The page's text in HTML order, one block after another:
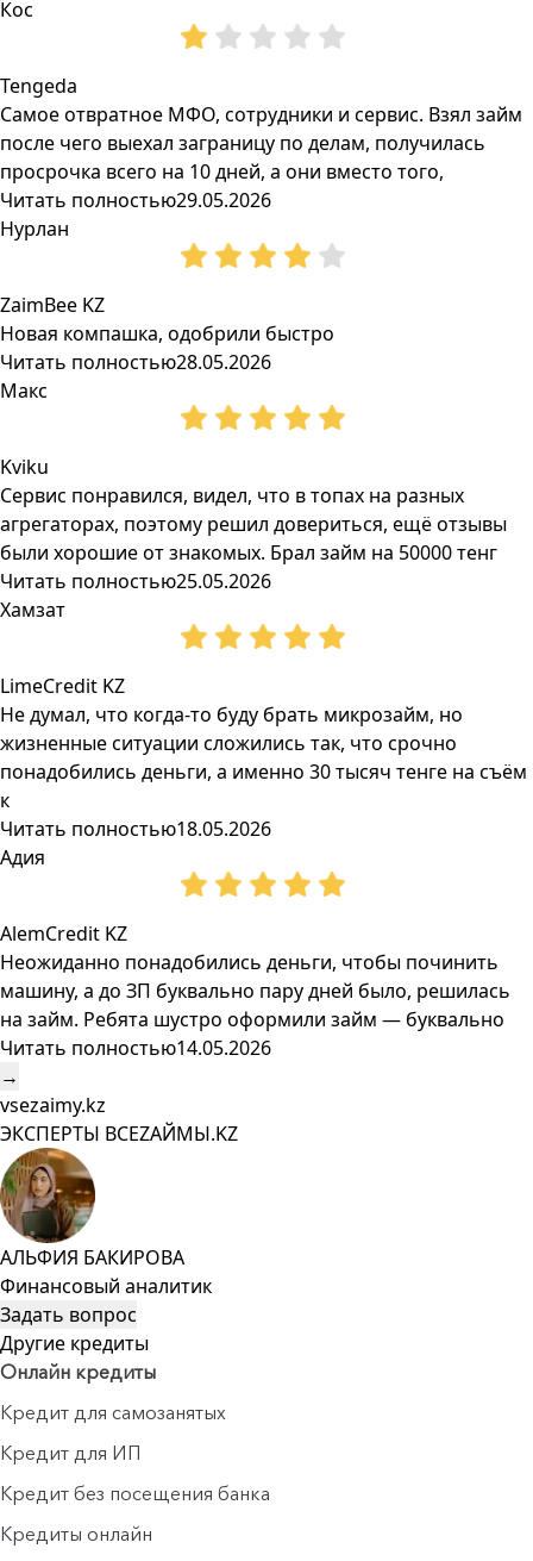
Кос
Tengeda
Самое отвратное МФО, сотрудники и сервис. Взял займ
после чего выехал заграницу по делам, получилась
просрочка всего на 10 дней, а они вместо того,
Читать полностью29.05.2026
Нурлан
ZaimBee KZ
Новая компашка, одобрили быстро
Читать полностью28.05.2026
Макс
Kviku
Сервис понравился, видел, что в топах на разных
агрегаторах, поэтому решил довериться, ещё отзывы
были хорошие от знакомых. Брал займ на 50000 тенг
Читать полностью25.05.2026
Хамзат
LimeCredit KZ
Не думал, что когда-то буду брать микрозайм, но
жизненные ситуации сложились так, что срочно
понадобились деньги, а именно 30 тысяч тенге на съём
к
Читать полностью18.05.2026
Адия
AlemCredit KZ
Неожиданно понадобились деньги, чтобы починить
машину, а до ЗП буквально пару дней было, решилась
на займ. Ребята шустро оформили займ — буквально
Читать полностью14.05.2026
→
vsezaimy.kz
ЭКСПЕРТЫ ВСЕZAЙМЫ.KZ
АЛЬФИЯ БАКИРОВА
Финансовый аналитик
Задать вопрос
Другие кредиты
Онлайн кредиты
Кредит для самозанятых
Кредит для ИП
Кредит без посещения банка
Кредиты онлайн